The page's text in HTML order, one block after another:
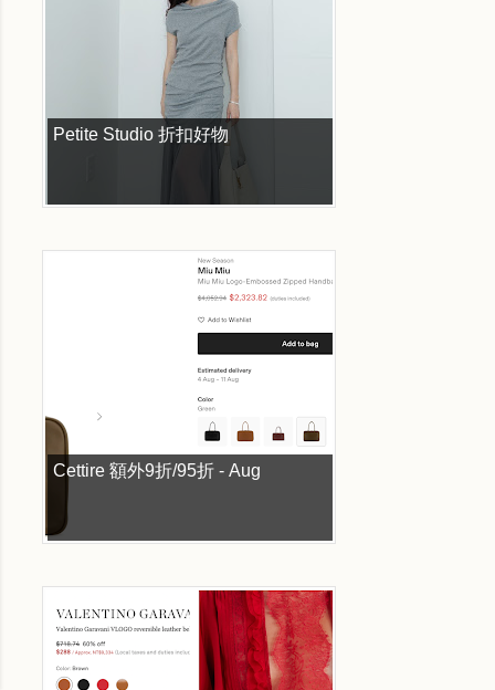
Petite Studio 折扣好物
Cettire 額外9折/95折 - Aug